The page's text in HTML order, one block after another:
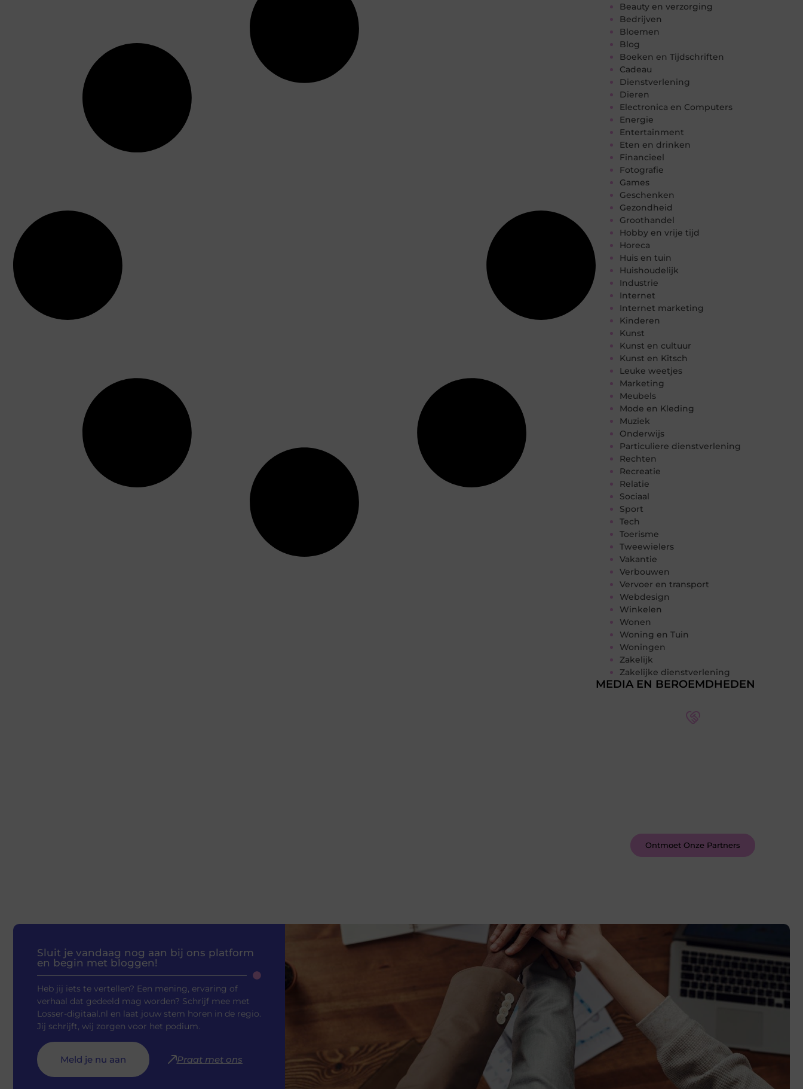
Beauty en verzorging
Bedrijven
Bloemen
Blog
Boeken en Tijdschriften
Cadeau
Dienstverlening
Dieren
Electronica en Computers
Energie
Entertainment
Eten en drinken
Financieel
Fotografie
Games
Geschenken
Gezondheid
Groothandel
Hobby en vrije tijd
Horeca
Huis en tuin
Huishoudelijk
Industrie
Internet
Internet marketing
Kinderen
Kunst
Kunst en cultuur
Kunst en Kitsch
Leuke weetjes
Marketing
Meubels
Mode en Kleding
Muziek
Onderwijs
Particuliere dienstverlening
Rechten
Recreatie
Relatie
Sociaal
Sport
Tech
Toerisme
Tweewielers
Vakantie
Verbouwen
Vervoer en transport
Webdesign
Winkelen
Wonen
Woning en Tuin
Woningen
Zakelijk
Zakelijke dienstverlening
MEDIA EN BEROEMDHEDEN
Ontmoet Onze Partners
Sluit je vandaag nog aan bij ons platform
en begin met bloggen!
Heb jij iets te vertellen? Een mening, ervaring of
verhaal dat gedeeld mag worden? Schrijf mee met
Losser-digitaal.nl en laat jouw stem horen in de regio.
Jij schrijft, wij zorgen voor het podium.
Meld je nu aan Praat met ons